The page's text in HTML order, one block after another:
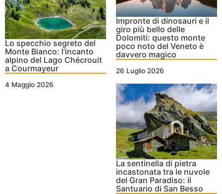
Lo specchio segreto del
Monte Bianco: l’incanto
alpino del Lago Chécrouit
a Courmayeur
4 Maggio 2026
Impronte di dinosauri e il
giro più bello delle
Dolomiti: questo monte
poco noto del Veneto è
davvero magico
26 Luglio 2026
La sentinella di pietra
incastonata tra le nuvole
del Gran Paradiso: il
Santuario di San Besso